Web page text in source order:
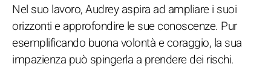
Nel suo lavoro, Audrey aspira ad ampliare i suoi
orizzonti e approfondire le sue conoscenze. Pur
esemplificando buona volontà e coraggio, la sua
impazienza può spingerla a prendere dei rischi.